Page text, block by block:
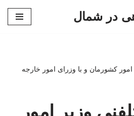
در شمال
کشورمان و با وزرای امور خارجه
وزیر امور